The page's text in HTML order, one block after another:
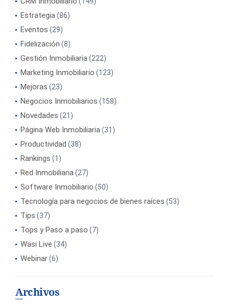
Estrategia(86)
Eventos (29)
Fidelización (8)
Gestión Inmobiliaria(222)
Marketing Inmobiliario (123)
Mejoras (23)
Negocios Inmobiliarios (158)
Novedades (21)
Página Web Inmobiliaria(31)
Productividad (38)
Rankings (1)
Red Inmobiliaria(27)
Software Inmobiliario (50)
Tecnología para negocios de bienes raíces (53)
Tips (37)
Tops y Paso a paso (7)
Wasi Live (34)
Webinar(6)
Archivos